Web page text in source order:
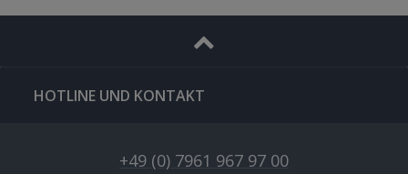
HOTLINE UND KONTAKT
+49 (0) 7961 967 97 00